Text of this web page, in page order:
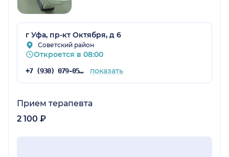
г Уфа, пр-кт Октября, д 6
Советский район
Откроется в 08:00
+7 (930) 079-05-21 показать
Прием терапевта
2 100 ₽